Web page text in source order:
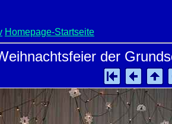
Homepage-Startseite
der